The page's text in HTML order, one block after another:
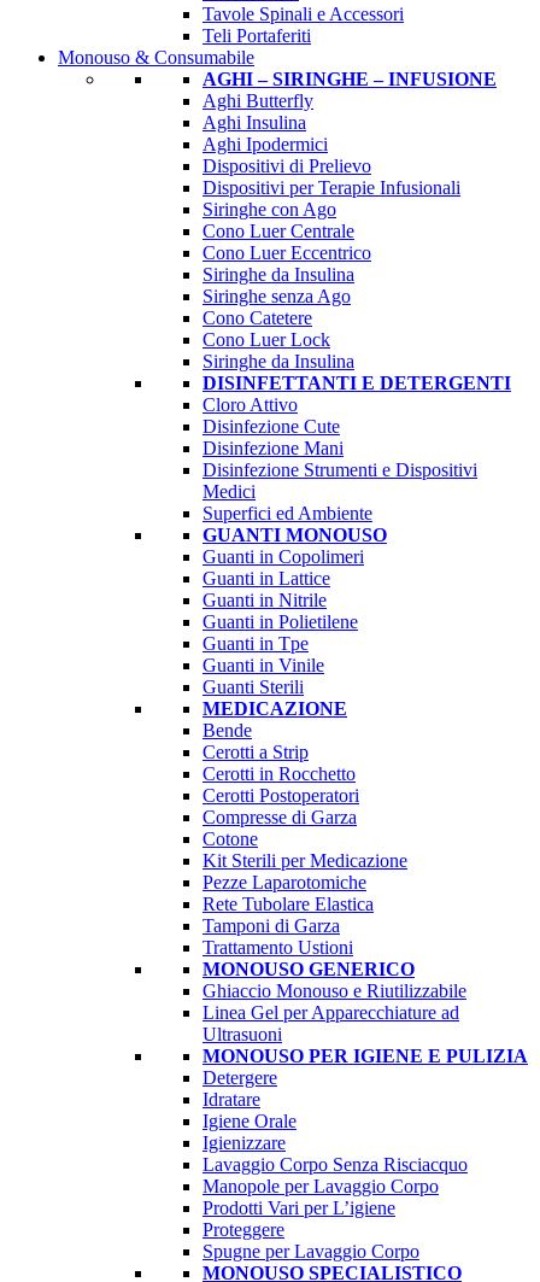
Tavole Spinali e Accessori
Teli Portaferiti
Monouso & Consumabile
AGHI – SIRINGHE – INFUSIONE
Aghi Butterfly
Aghi Insulina
Aghi Ipodermici
Dispositivi di Prelievo
Dispositivi per Terapie Infusionali
Siringhe con Ago
Cono Luer Centrale
Cono Luer Eccentrico
Siringhe da Insulina
Siringhe senza Ago
Cono Catetere
Cono Luer Lock
Siringhe da Insulina
DISINFETTANTI E DETERGENTI
Cloro Attivo
Disinfezione Cute
Disinfezione Mani
Disinfezione Strumenti e Dispositivi
Medici
Superfici ed Ambiente
GUANTI MONOUSO
Guanti in Copolimeri
Guanti in Lattice
Guanti in Nitrile
Guanti in Polietilene
Guanti in Tpe
Guanti in Vinile
Guanti Sterili
MEDICAZIONE
Bende
Cerotti a Strip
Cerotti in Rocchetto
Cerotti Postoperatori
Compresse di Garza
Cotone
Kit Sterili per Medicazione
Pezze Laparotomiche
Rete Tubolare Elastica
Tamponi di Garza
Trattamento Ustioni
MONOUSO GENERICO
Ghiaccio Monouso e Riutilizzabile
Linea Gel per Apparecchiature ad
Ultrasuoni
MONOUSO PER IGIENE E PULIZIA
Detergere
Idratare
Igiene Orale
Igienizzare
Lavaggio Corpo Senza Risciacquo
Manopole per Lavaggio Corpo
Prodotti Vari per L’igiene
Proteggere
Spugne per Lavaggio Corpo
MONOUSO SPECIALISTICO